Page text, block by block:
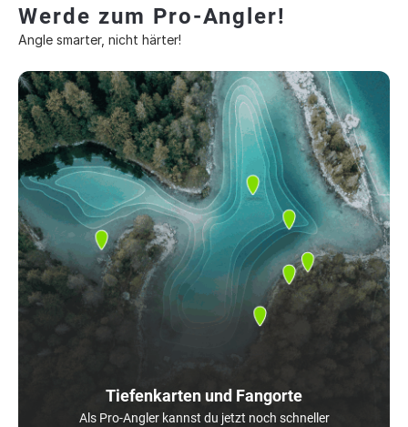
Werde zum Pro-Angler!
Angle smarter, nicht härter!
Tiefenkarten und Fangorte
Als Pro-Angler kannst du jetzt noch schneller